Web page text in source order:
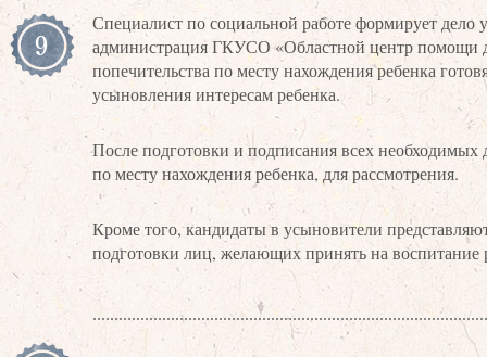
9
Специалист по социальной работе формирует дело
администрация ГКУСО «Областной центр помощи
попечительства по месту нахождения ребенка
усыновления интересам ребенка.
После подготовки и подписания всех
по месту нахождения ребенка, для рассмотрения.
Кроме того, кандидаты в усыновители
подготовки лиц, желающих принять на воспитание